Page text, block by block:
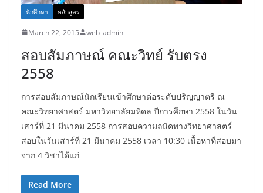
นักศึกษา หลักสูตร
March 22, 2015 web_admin
สอบสัมภาษณ์ คณะวิทย์ รับตรง
2558
การสอบสัมภาษณ์นักเรียนเข้าศึกษาต่อระดับปริญญาตรี ณ
คณะวิทยาศาสตร์ มหาวิทยาลัยมหิดล ปีการศึกษา 2558 ในวัน
เสาร์ที่ 21 มีนาคม 2558 การสอบความถนัดทางวิทยาศาสตร์
สอบในวันเสาร์ที่ 21 มีนาคม 2558 เวลา 10:30 เนื้อหาที่สอบมา
จาก 4 วิชาได้แก่
Read More